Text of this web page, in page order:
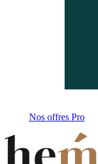
Nos offres Pro